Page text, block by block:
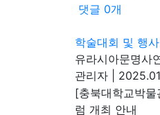
댓글 0개
학술대회 및 행사
유라시아문명사
관리자
[충북대학교박물
럼 개최 안내